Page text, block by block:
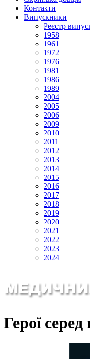
Контакти
Випускники
Реєстр
1958
1961
1972
1976
1981
1986
1989
2004
2005
2006
2009
2010
2011
2012
2013
2014
2015
2016
2017
2018
2019
2020
2021
2022
2023
2024
Герої серед